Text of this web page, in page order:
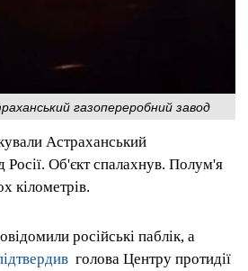
газопереробний завод
Астраханський
Росії. Об'єкт спалахнув. Полум'я
кілометрів.
російські паблік, а
голова Центру протидії